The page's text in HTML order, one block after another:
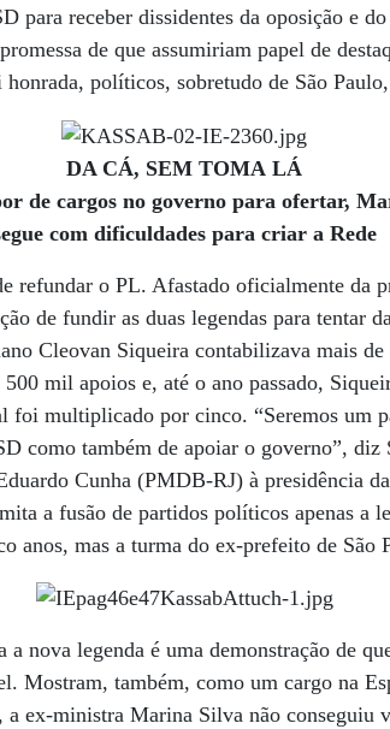
para receber dissidentes da oposição e
de que assumiriam papel de
políticos, sobretudo de São
DA CÁ, SEM TOMA LÁ
de cargos no governo para ofertar,
com dificuldades para criar a Rede
refundar o PL. Afastado oficialmente da
de fundir as duas legendas para tentar
Cleovan Siqueira contabilizava mais
mil apoios e, até o ano passado,
foi multiplicado por cinco. “Seremos um
como também de apoiar o governo”,
Cunha (PMDB-RJ) à presidência
a fusão de partidos políticos apenas a
anos, mas a turma do ex-prefeito de São
nova legenda é uma demonstração de
Mostram, também, como um cargo na
a ex-ministra Marina Silva não conseguiu